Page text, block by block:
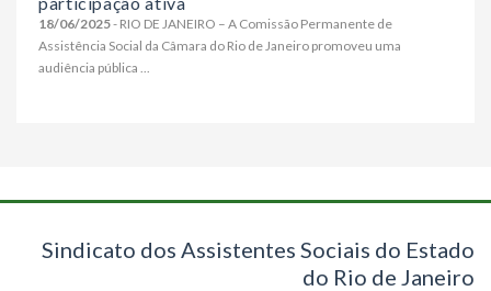
18/06/2025- RIO DE JANEIRO – A Comissão Permanente de
Assistência Social da Câmara do Rio de Janeiro promoveu uma
audiência pública ...
Sindicato dos Assistentes Sociais do Estado
do Rio de Janeiro